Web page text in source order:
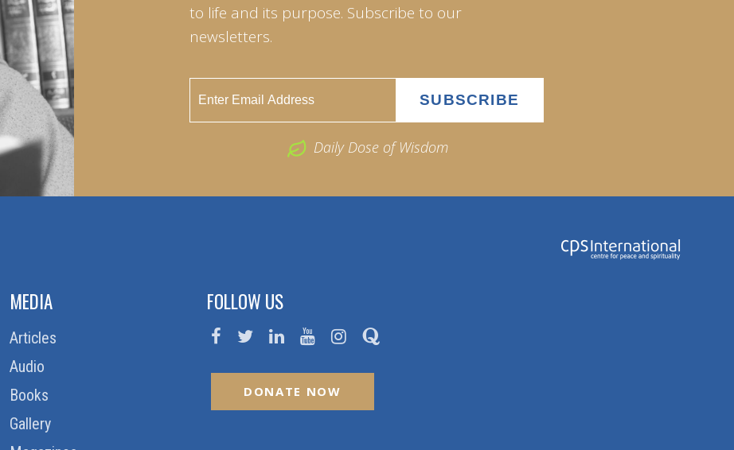
to life and its purpose. Subscribe to our
newsletters.
Daily Dose of Wisdom
MEDIA
Articles
Audio
Books
Gallery
FOLLOW US
DONATE NOW